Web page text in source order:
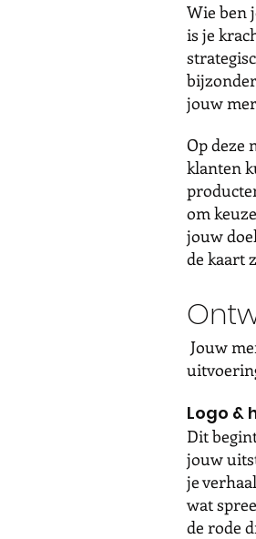
Wie ben
is je
jouw
Op deze
klanten
om
jouw
de kaart
Jouw
Logo &
Dit
jouw
je
wat
de rode